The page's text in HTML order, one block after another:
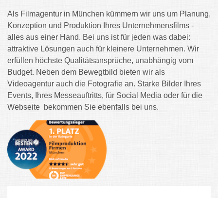
Als Filmagentur in München kümmern wir uns um Planung,
Konzeption und Produktion Ihres Unternehmensfilms -
alles aus einer Hand. Bei uns ist für jeden was dabei:
attraktive Lösungen auch für kleinere Unternehmen. Wir
erfüllen höchste Qualitätsansprüche, unabhängig vom
Budget. Neben dem Bewegtbild bieten wir als
Videoagentur auch die Fotografie an. Starke Bilder Ihres
Events, Ihres Messeauftritts, für Social Media oder für die
Webseite bekommen Sie ebenfalls bei uns.